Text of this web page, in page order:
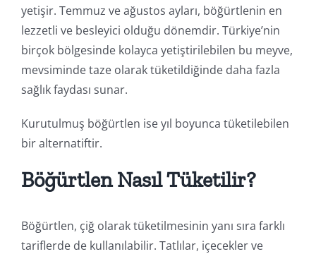
yetişir. Temmuz ve ağustos ayları, böğürtlenin en
lezzetli ve besleyici olduğu dönemdir. Türkiye’nin
birçok bölgesinde kolayca yetiştirilebilen bu meyve,
mevsiminde taze olarak tüketildiğinde daha fazla
sağlık faydası sunar.
Kurutulmuş böğürtlen ise yıl boyunca tüketilebilen
bir alternatiftir.
Böğürtlen Nasıl Tüketilir?
Böğürtlen, çiğ olarak tüketilmesinin yanı sıra farklı
tariflerde de kullanılabilir. Tatlılar, içecekler ve